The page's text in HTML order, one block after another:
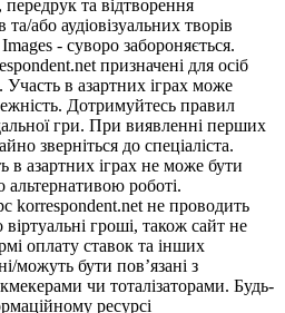
та відтворення
або аудіовізуальних творів
- суворо забороняється.
призначені для осіб
в азартних іграх може
Дотримуйтесь правил
гри. При виявленні перших
зверніться до спеціаліста.
в азартних іграх не може бути
альтернативою роботі.
korrespondent.net не проводить
віртуальні гроші, також сайт не
оплату ставок та інших
можуть бути пов’язані з
чи тоталізаторами. Будь-
ресурсі